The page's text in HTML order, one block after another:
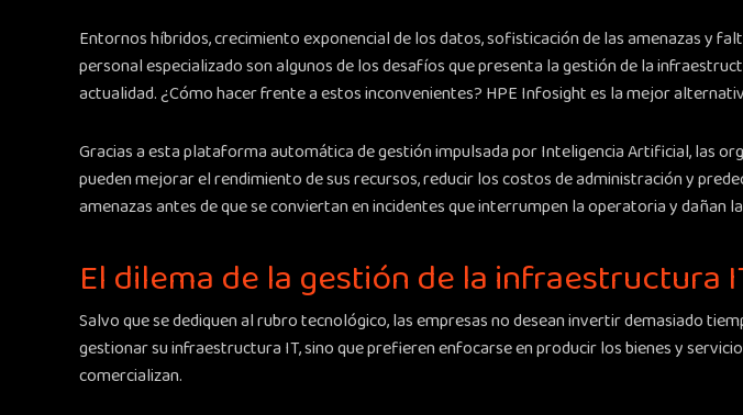
Entornos híbridos, crecimiento exponencial de los datos, sofisticación de las amenazas y
personal especializado son algunos de los desafíos que presenta la gestión de la
actualidad. ¿Cómo hacer frente a estos inconvenientes? HPE Infosight es la mejor
Gracias a esta plataforma automática de gestión impulsada por Inteligencia Artificial, las
pueden mejorar el rendimiento de sus recursos, reducir los costos de administración y
amenazas antes de que se conviertan en incidentes que interrumpen la operatoria y dañan
El dilema de la gestión de la infraestructura
Salvo que se dediquen al rubro tecnológico, las empresas no desean invertir demasiado
gestionar su infraestructura IT, sino que prefieren enfocarse en producir los bienes y
comercializan.